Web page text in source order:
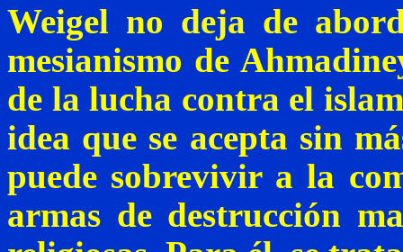
Weigel no deja de
mesianismo de
de la lucha contra el
idea que se acepta sin
puede sobrevivir a la
armas de destrucción